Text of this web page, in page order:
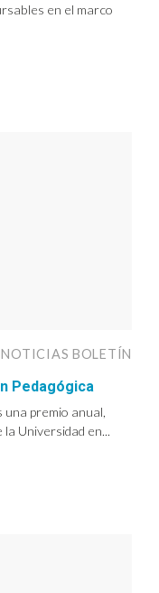
en el marco
NOTICIAS BOLETÍN
Pedagógica
una premio anual,
Universidad en...